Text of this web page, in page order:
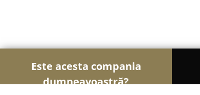
Este acesta compania
dumneavoastră?